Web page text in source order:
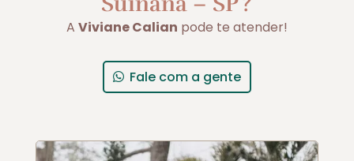
A Viviane Calian pode te atender!
Fale com a gente